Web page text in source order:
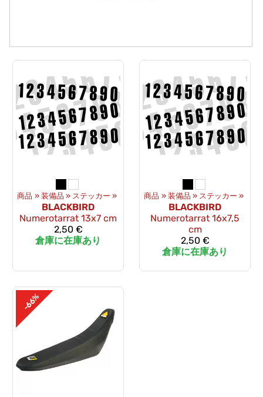
商品 ‪» 装備品 ‪» ステッカー ‪»
BLACKBIRD
Numerotarrat 13x7 cm
2,50 €
倉庫に在庫あり
商品 ‪» 装備品 ‪» ステッカー ‪»
BLACKBIRD
Numerotarrat 16x7,5
cm
2,50 €
倉庫に在庫あり
-66%